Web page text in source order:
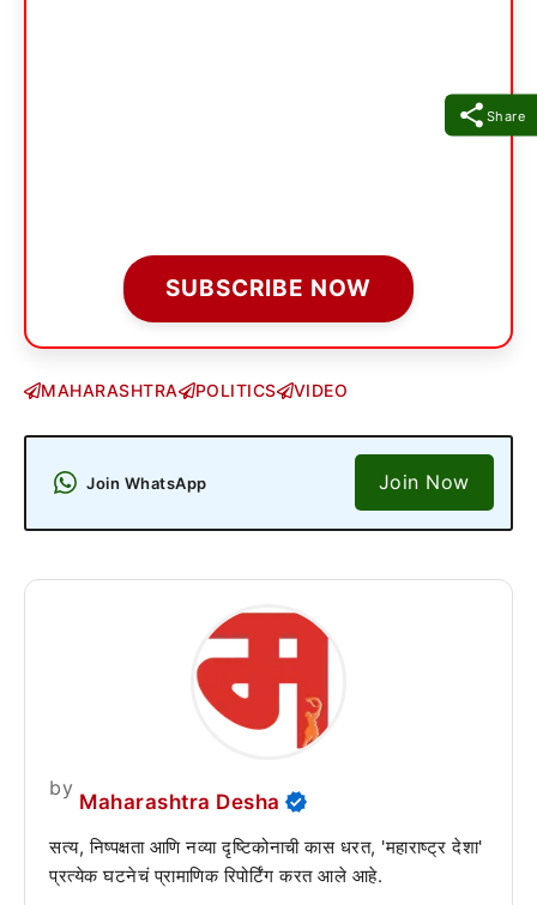
Share
SUBSCRIBE NOW
MAHARASHTRA POLITICS VIDEO
Join WhatsApp Join Now
by
Maharashtra Desha
सत्य, निष्पक्षता आणि नव्या दृष्टिकोनाची कास धरत, 'महाराष्ट्र देशा'
प्रत्येक घटनेचं प्रामाणिक रिपोर्टिंग करत आले आहे.